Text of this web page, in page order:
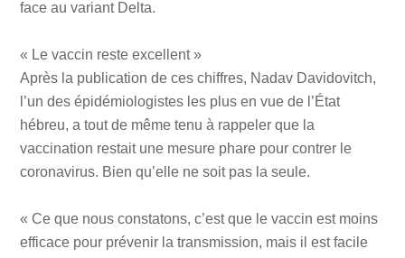
face au variant Delta.
« Le vaccin reste excellent »
Après la publication de ces chiffres, Nadav Davidovitch,
l’un des épidémiologistes les plus en vue de l’État
hébreu, a tout de même tenu à rappeler que la
vaccination restait une mesure phare pour contrer le
coronavirus. Bien qu’elle ne soit pas la seule.
« Ce que nous constatons, c’est que le vaccin est moins
efficace pour prévenir la transmission, mais il est facile